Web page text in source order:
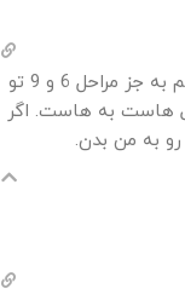
من میخواستم هاستم رو انتقال بدم. فکر میکنم به جز مراحل 6 و 9 تو
هاست به هاست. اگر
به من بدن.